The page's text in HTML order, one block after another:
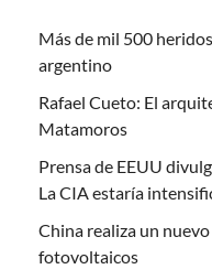
Más de mil 500
argentino
Rafael Cueto: El
Matamoros
Prensa de EEUU
La CIA estaría
China realiza un
fotovoltaicos